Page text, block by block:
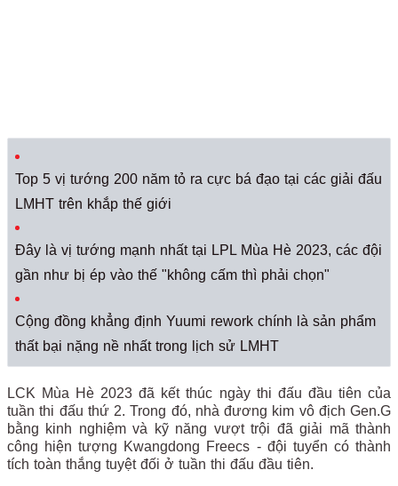
Top 5 vị tướng 200 năm tỏ ra cực bá đạo tại các giải đấu
LMHT trên khắp thế giới
Đây là vị tướng mạnh nhất tại LPL Mùa Hè 2023, các đội
gần như bị ép vào thế "không cấm thì phải chọn"
Cộng đồng khẳng định Yuumi rework chính là sản phẩm
thất bại nặng nề nhất trong lịch sử LMHT
LCK Mùa Hè 2023 đã kết thúc ngày thi đấu đầu tiên của
tuần thi đấu thứ 2. Trong đó, nhà đương kim vô địch Gen.G
bằng kinh nghiệm và kỹ năng vượt trội đã giải mã thành
công hiện tượng Kwangdong Freecs - đội tuyển có thành
tích toàn thắng tuyệt đối ở tuần thi đấu đầu tiên.